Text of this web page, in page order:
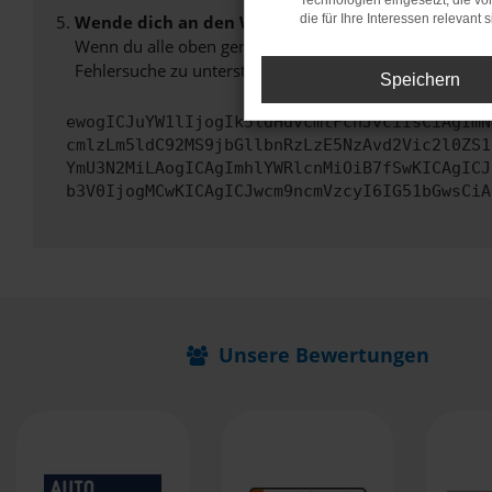
Wende dich an den Webseitenbetreiber.
Wenn du alle oben genannten Schritte versucht hast,
Fehlersuche zu unterstützen:
Unsere Bewertungen
die für Ihre Interessen relevant
Speichern